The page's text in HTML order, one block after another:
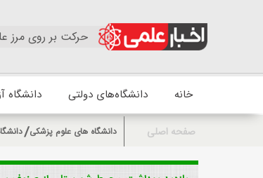
حرکت بر روی مرز
خانه دانشگاه‌های دولتی دانشگاه
صفحه اصلی دانشگاه های علوم پزشکی